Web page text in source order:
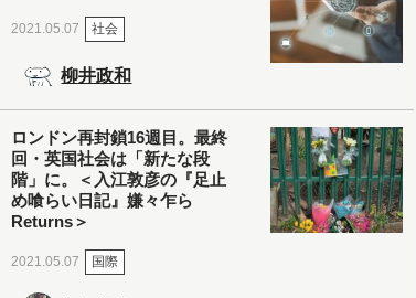
2021.05.07 社会
柳井政和
ロンドン再封鎖16週目。最終
回・英国社会は「新たな段
階」に。＜入江敦彦の『足止
め喰らい日記』嫌々乍ら
Returns＞
2021.05.07 国際